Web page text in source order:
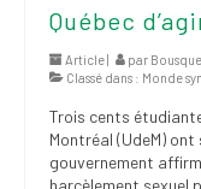
Québec
Article | par
Classé dans : Monde
Trois cents
Montréal (UdeM)
gouvernement
harcèlement sexuel